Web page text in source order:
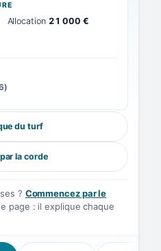
Allocation 21 000 €
du turf
la corde
? Commencez par le
page : il explique chaque